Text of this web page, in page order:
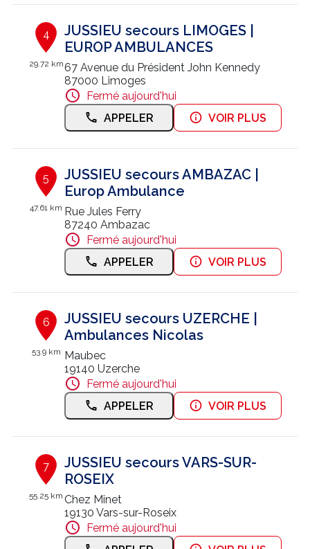
4
29.72 km
JUSSIEU secours LIMOGES |
EUROP AMBULANCES
67 Avenue du Président John Kennedy
87000 Limoges
Fermé aujourd'hui
APPELER
VOIR PLUS
5
47.61 km
JUSSIEU secours AMBAZAC |
Europ Ambulance
Rue Jules Ferry
87240 Ambazac
Fermé aujourd'hui
APPELER
VOIR PLUS
6
53.9 km
JUSSIEU secours UZERCHE |
Ambulances Nicolas
Maubec
19140 Uzerche
Fermé aujourd'hui
APPELER
VOIR PLUS
7
55.25 km
JUSSIEU secours VARS-SUR-
ROSEIX
Chez Minet
19130 Vars-sur-Roseix
Fermé aujourd'hui